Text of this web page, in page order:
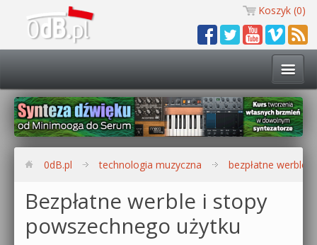
Koszyk (0)
Technologia muzyczna
Kursy i warsztaty
Zobacz wszystkie kursy i warsztaty
Kontakt
0dB.pl technologia muzyczna bezpłatne werble
Bezpłatne werble i stopy
powszechnego użytku